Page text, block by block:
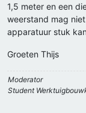
1,5 meter en een
weerstand mag
apparatuur stuk
Groeten Thijs
Moderator
Student